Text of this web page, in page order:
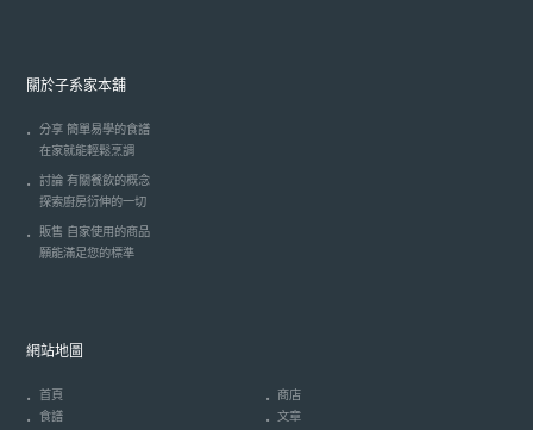
關於子系家本舖
分享 簡單易學的食譜
在家就能輕鬆烹調
討論 有關餐飲的概念
探索廚房衍伸的一切
販售 自家使用的商品
願能滿足您的標準
網站地圖
首頁
商店
食譜
文章